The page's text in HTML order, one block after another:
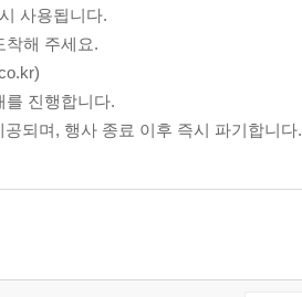
사용됩니다.
착해 주세요.
를 진행합니다.
되며, 행사 종료 이후 즉시 파기합니다.